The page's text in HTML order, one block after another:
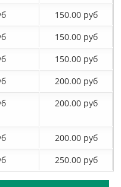
150.00 руб
150.00 руб
150.00 руб
200.00 руб
200.00 руб
200.00 руб
250.00 руб